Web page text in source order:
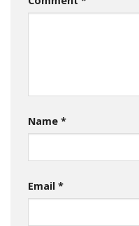
Name *
Email *